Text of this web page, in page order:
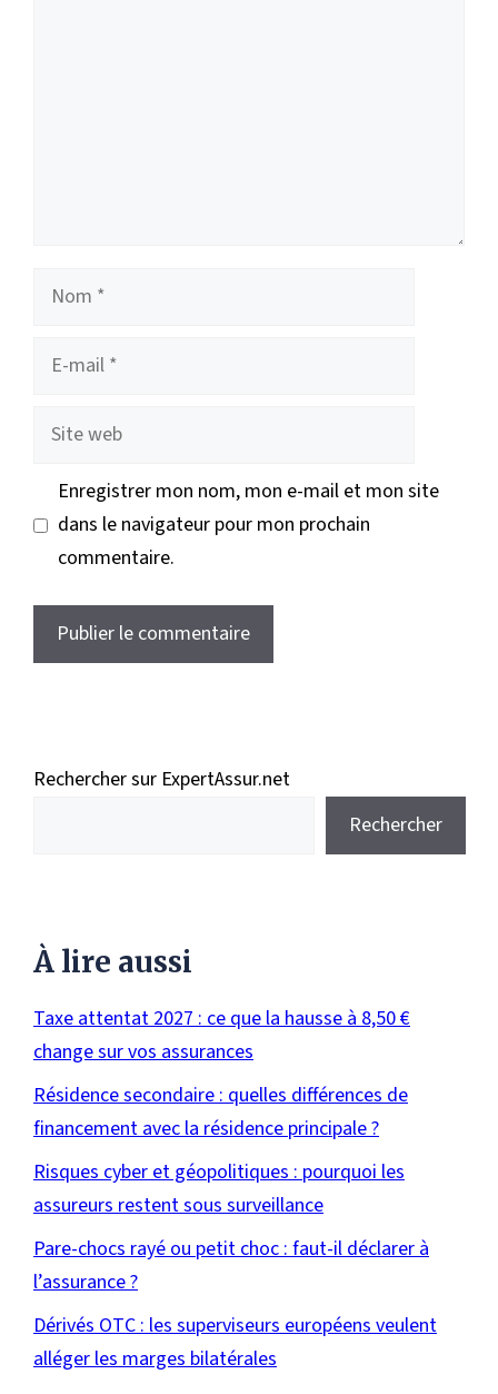
Nom
Site
Enregistrer mon nom, mon e-mail et mon site
dans le navigateur pour mon prochain
commentaire.
Rechercher sur ExpertAssur.net
Rechercher
À lire aussi
Taxe attentat 2027 : ce que la hausse à 8,50 €
change sur vos assurances
Résidence secondaire : quelles différences de
financement avec la résidence principale ?
Risques cyber et géopolitiques : pourquoi les
assureurs restent sous surveillance
Pare-chocs rayé ou petit choc : faut-il déclarer à
l’assurance ?
Dérivés OTC : les superviseurs européens veulent
alléger les marges bilatérales